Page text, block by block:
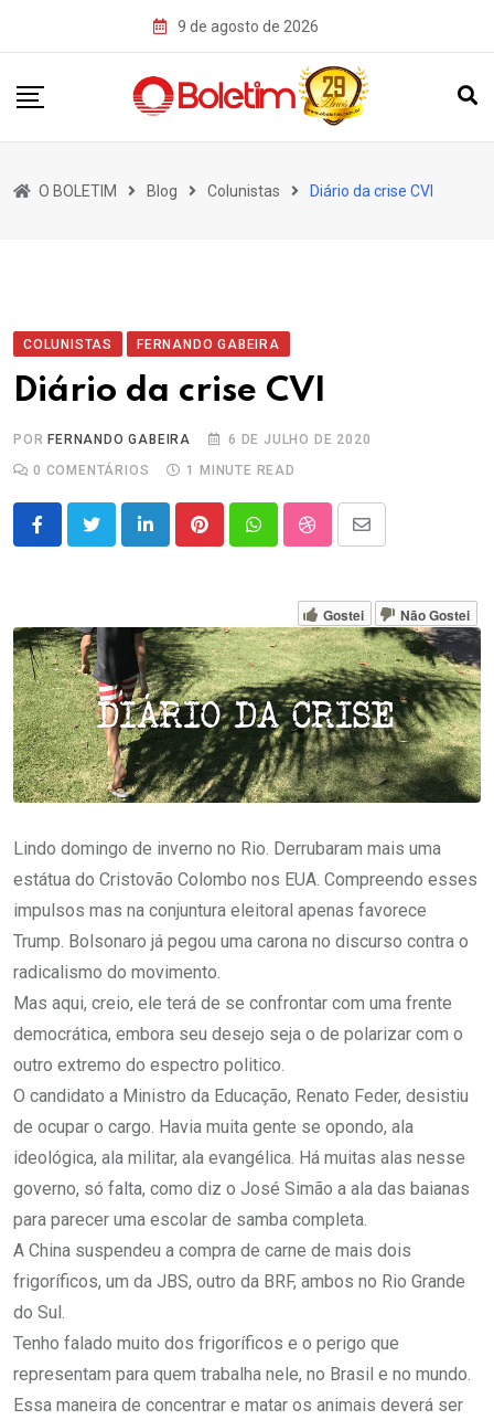
9 de agosto de 2026
O BOLETIM Blog Colunistas Diário da crise CVI
COLUNISTAS FERNANDO GABEIRA
Diário da crise CVI
POR FERNANDO GABEIRA
6 DE JULHO DE 2020
0 COMENTÁRIOS 1 MINUTE READ
LinkedInPinterestWhatsappStumbleUpon
Share
Email
Gostei Não Gostei
Lindo domingo de inverno no Rio. Derrubaram mais uma
estátua do Cristovão Colombo nos EUA. Compreendo esses
impulsos mas na conjuntura eleitoral apenas favorece
Trump. Bolsonaro já pegou uma carona no discurso contra o
radicalismo do movimento.
Mas aqui, creio, ele terá de se confrontar com uma frente
democrática, embora seu desejo seja o de polarizar com o
outro extremo do espectro politico.
O candidato a Ministro da Educação, Renato Feder, desistiu
de ocupar o cargo. Havia muita gente se opondo, ala
ideológica, ala militar, ala evangélica. Há muitas alas nesse
governo, só falta, como diz o José Simão a ala das baianas
para parecer uma escolar de samba completa.
A China suspendeu a compra de carne de mais dois
frigoríficos, um da JBS, outro da BRF, ambos no Rio Grande
do Sul.
Tenho falado muito dos frigoríficos e o perigo que
representam para quem trabalha nele, no Brasil e no mundo.
Essa maneira de concentrar e matar os animais deverá ser